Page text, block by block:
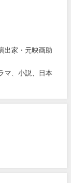
出家・元映画助
マ、小説、日本